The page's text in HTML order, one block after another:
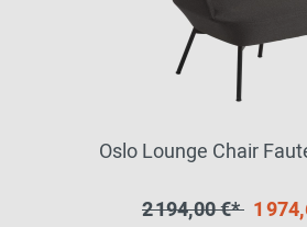
Oslo Lounge Chair
2 194,00 €* 1